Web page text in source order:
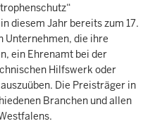
diesem Jahr bereits zum 17.
Unternehmen, die ihre
ein Ehrenamt bei der
Hilfswerk oder
Die Preisträger in
Branchen und allen